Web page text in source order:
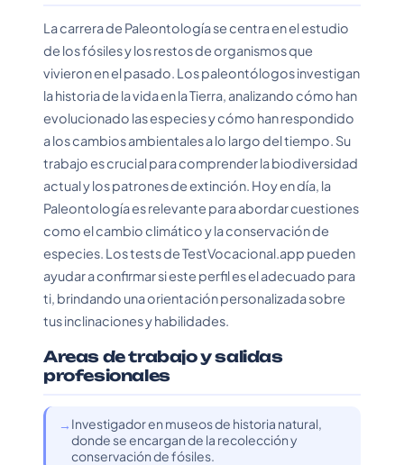
La carrera de Paleontología se centra en el estudio
de los fósiles y los restos de organismos que
vivieron en el pasado. Los paleontólogos investigan
la historia de la vida en la Tierra, analizando cómo han
evolucionado las especies y cómo han respondido
a los cambios ambientales a lo largo del tiempo. Su
trabajo es crucial para comprender la biodiversidad
actual y los patrones de extinción. Hoy en día, la
Paleontología es relevante para abordar cuestiones
como el cambio climático y la conservación de
especies. Los tests de TestVocacional.app pueden
ayudar a confirmar si este perfil es el adecuado para
ti, brindando una orientación personalizada sobre
tus inclinaciones y habilidades.
Areas de trabajo y salidas
profesionales
Investigador en museos de historia natural,
donde se encargan de la recolección y
conservación de fósiles.